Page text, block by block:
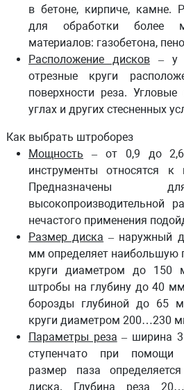
в бетоне, кирпиче, камне.
для обработки более
материалов: газобетона,
Расположение дисков – у
отрезные круги
поверхности реза.
углах и других стесненных
Как выбрать штроборез
Мощность – от 0,9 до
инструменты относятся к
Предназначены
высокопроизводительной
нечастого применения
Размер диска – наружный
мм определяет наибольшую
круги диаметром до 150
штробы на глубину до 40
борозды глубиной до 65
круги диаметром 200…230
Параметры реза – ширина
ступенчато при
размер паза
диска. Глубина реза